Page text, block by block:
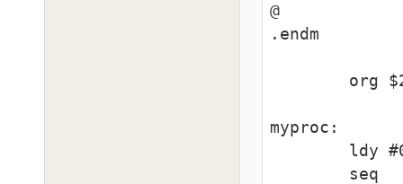
@
.endm
myproc: